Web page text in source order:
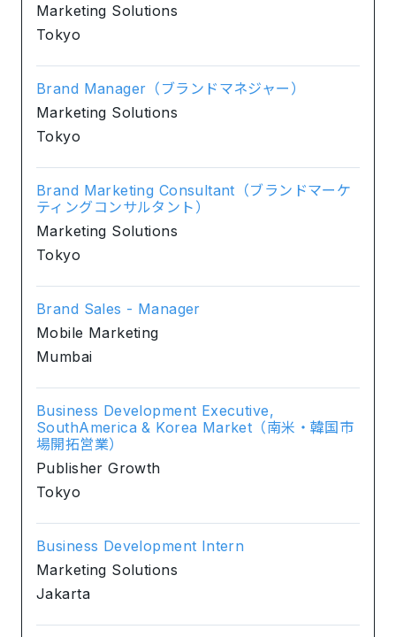
Marketing Solutions
Tokyo
Brand Manager（ブランドマネジャー）
Marketing Solutions
Tokyo
Brand Marketing Consultant（ブランドマーケ
ティングコンサルタント）
Marketing Solutions
Tokyo
Brand Sales - Manager
Mobile Marketing
Mumbai
Business Development Executive,
SouthAmerica & Korea Market（南米・韓国市
場開拓営業）
Publisher Growth
Tokyo
Business Development Intern
Marketing Solutions
Jakarta